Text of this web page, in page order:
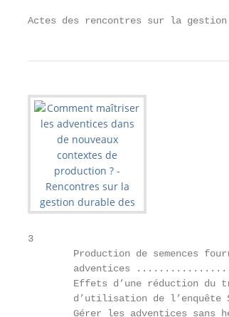
Actes des rencontres sur la
3
Production de semences
adventices
Effets d’une réduction du
d’utilisation de l’enquête
Gérer les adventices sans